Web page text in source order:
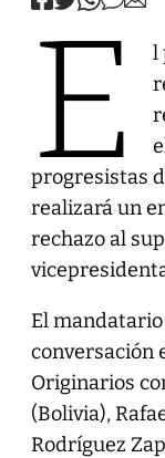
E
l
progresistas
realizará un
rechazo al
El
conversación
Originarios
(Bolivia),
Rodríguez